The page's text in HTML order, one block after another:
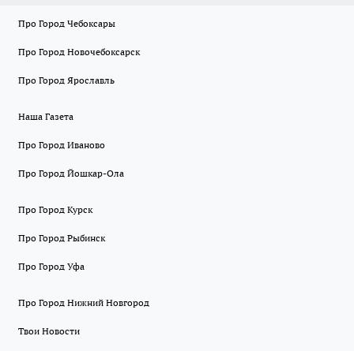
Про Город Чебоксары
Про Город Новочебоксарск
Про Город Ярославль
Наша Газета
Про Город Иваново
Про Город Йошкар-Ола
Про Город Курск
Про Город Рыбинск
Про Город Уфа
Про Город Нижний Новгород
Твои Новости